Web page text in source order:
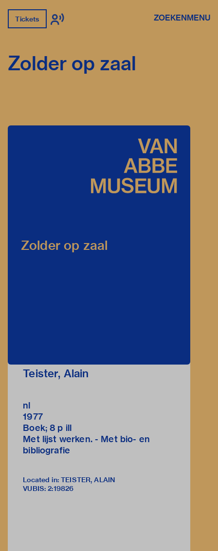
Tickets ZOEKENMENU
Zolder op zaal
Zolder op zaal
Teister, Alain
nl
1977
Boek; 8 p ill
Met lijst werken. - Met bio- en
bibliografie
Located in: TEISTER, ALAIN
VUBIS: 2:19826